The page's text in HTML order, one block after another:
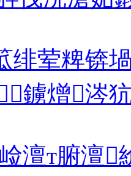
绯荤粺锛
鐪熷涔
澶т腑澶